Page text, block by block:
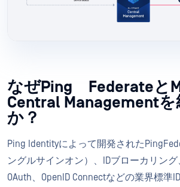
なぜPing Federateと
Central Management
か？
Ping Identityによって開発された
ングルサインオン）、IDブローカリング
OAuth、OpenID Connectなどの業界標準